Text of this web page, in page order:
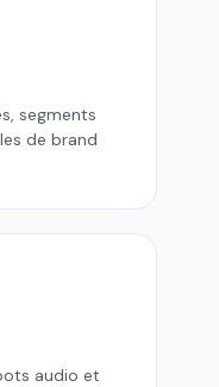
segments
de brand
audio et